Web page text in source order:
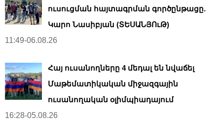
ուսուցման հայտագրման գործընթացը.
Կարո Նասիբյան (ՏԵՍԱՆՅՈւԹ)
11:49-06.08.26
Հայ ուսանողները 4 մեդալ են նվաճել
Մաթեմատիկական միջազգային
ուսանողական օլիմպիադայում
16:28-05.08.26